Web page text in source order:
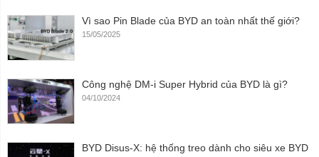
Vì sao Pin Blade của BYD an toàn nhất thế giới?
15/05/2025
Công nghệ DM-i Super Hybrid của BYD là gì?
04/10/2024
BYD Disus-X: hệ thống treo dành cho siêu xe BYD